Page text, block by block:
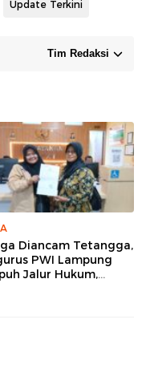
Update Terkini
Tim Redaksi
Diancam Tetangga,
PWI Lampung
Jalur Hukum,